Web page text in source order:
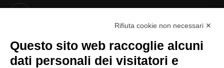
Contatti
support@lastredicopertura.it
Rifiuta cookie non necessari ✕
Questo sito web raccoglie alcuni
dati personali dei visitatori e